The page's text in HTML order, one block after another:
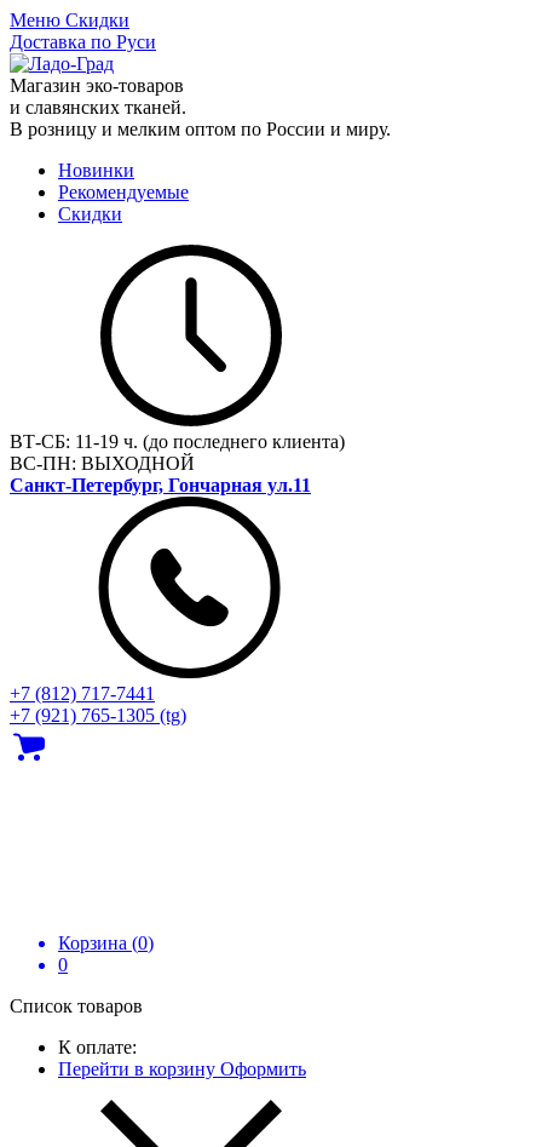
Меню Скидки
Доставка по Руси
Магазин эко-товаров
и славянских тканей.
В розницу и мелким оптом по России и миру.
Новинки
Рекомендуемые
Скидки
ВТ-СБ: 11-19 ч. (до последнего клиента)
ВС-ПН: ВЫХОДНОЙ
Санкт-Петербург, Гончарная ул.11
+7 (812) 717‑7441
+7 (921) 765-1305 (tg)
Корзина (0)
0
Список товаров
К оплате:
Перейти в корзину Оформить